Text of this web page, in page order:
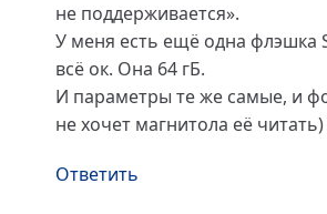
не поддерживается».
У меня есть ещё одна флэшка
всё ок. Она 64 гБ.
И параметры те же самые, и
не хочет магнитола её читать)
Ответить